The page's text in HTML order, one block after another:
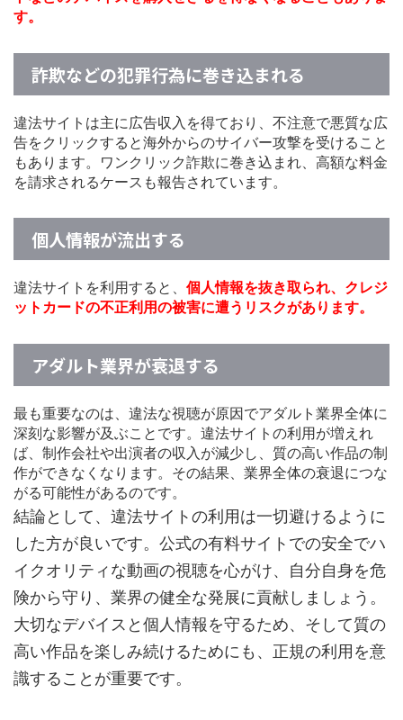
す。
詐欺などの犯罪行為に巻き込まれる
違法サイトは主に広告収入を得ており、不注意で悪質な広
告をクリックすると海外からのサイバー攻撃を受けること
もあります。ワンクリック詐欺に巻き込まれ、高額な料金
を請求されるケースも報告されています。
個人情報が流出する
違法サイトを利用すると、 個人情報を抜き取られ、クレジ
ットカードの不正利用の被害に遭うリスクがあります。
アダルト業界が衰退する
最も重要なのは、違法な視聴が原因でアダルト業界全体に
深刻な影響が及ぶことです。違法サイトの利用が増えれ
ば、制作会社や出演者の収入が減少し、質の高い作品の制
作ができなくなります。その結果、業界全体の衰退につな
がる可能性があるのです。
結論として、違法サイトの利用は一切避けるように
した方が良いです。公式の有料サイトでの安全でハ
イクオリティな動画の視聴を心がけ、自分自身を危
険から守り、業界の健全な発展に貢献しましょう。
大切なデバイスと個人情報を守るため、そして質の
高い作品を楽しみ続けるためにも、正規の利用を意
識することが重要です。